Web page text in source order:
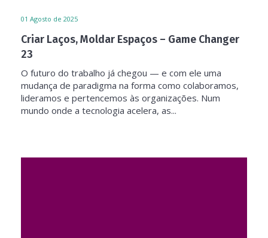
01 Agosto de 2025
Criar Laços, Moldar Espaços – Game Changer
23
O futuro do trabalho já chegou — e com ele uma
mudança de paradigma na forma como colaboramos,
lideramos e pertencemos às organizações. Num
mundo onde a tecnologia acelera, as...